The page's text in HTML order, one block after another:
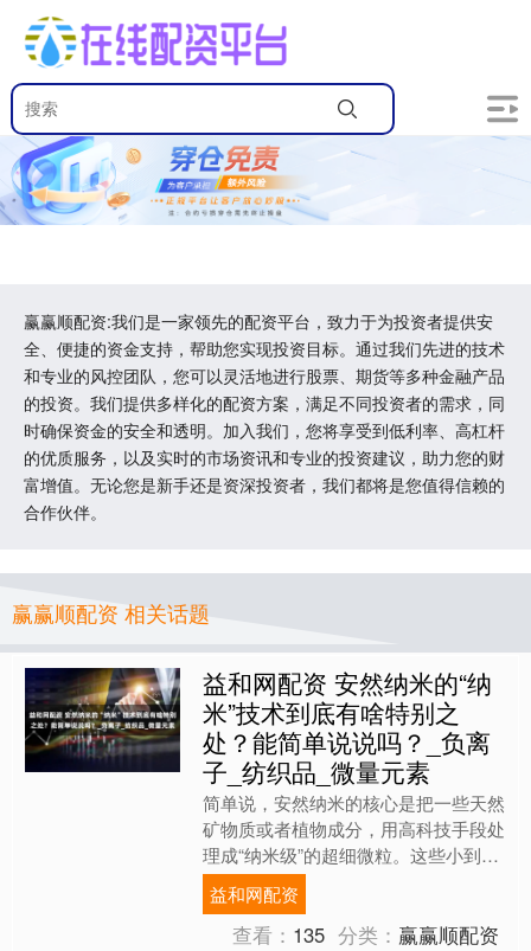
赢赢顺配资:我们是一家领先的配资平台，致力于为投资者提供安
全、便捷的资金支持，帮助您实现投资目标。通过我们先进的技术
和专业的风控团队，您可以灵活地进行股票、期货等多种金融产品
的投资。我们提供多样化的配资方案，满足不同投资者的需求，同
时确保资金的安全和透明。加入我们，您将享受到低利率、高杠杆
的优质服务，以及实时的市场资讯和专业的投资建议，助力您的财
富增值。无论您是新手还是资深投资者，我们都将是您值得信赖的
合作伙伴。
赢赢顺配资 相关话题
益和网配资 安然纳米的“纳
米”技术到底有啥特别之
处？能简单说说吗？_负离
子_纺织品_微量元素
简单说，安然纳米的核心是把一些天然
矿物质或者植物成分，用高科技手段处
理成“纳米级”的超细微粒。这些小到看
不见的颗粒，更容易被人体吸收或发挥
作用，比如用在纺织品上....
益和网配资
查看： 135 分类： 赢赢顺配资